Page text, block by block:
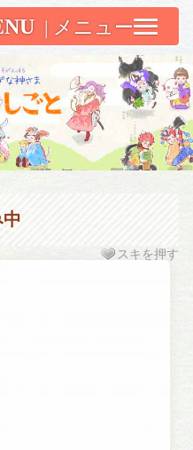
和原ハト〕
スキを押す